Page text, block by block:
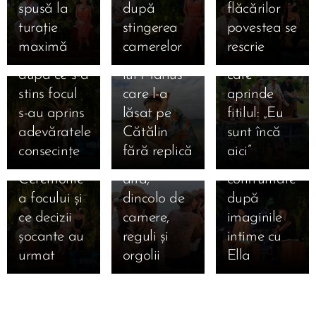
spusă la
turație
maximă
după
stingerea
camerelor
flăcărilor
povestea se
rescrie
Maria a
ales lung și
greu, iar
după ce s-a
stins focul
s-au aprins
adevăratele
consecințe
dimineața:
secretul
săruturilor
lui Marius
care l-a
lăsat pe
Cătălin
fără replică
schimbă
destine și
un bilet
care
aprinde
fitilul: „Eu
sunt încă
aici” 🔥
lacrimi și
adevăruri
tăioase la
Insula
iubirii! Cum
s-au privit
Marian și
Bianca la
ultima
Ceremonie
a focului și
ce decizii
șocante au
urmat 🔥
Revederea
care a
răsturnat
insula: cum
au alergat
inimile lui
Francesca
și Cristi
una spre
alta,
dincolo de
camere,
reguli și
orgolii
03.09.2025
Bonfire
exploziv:
Andrei vs.
Teo, prima
confruntare
după
imaginile
intime cu
Ella 🔥